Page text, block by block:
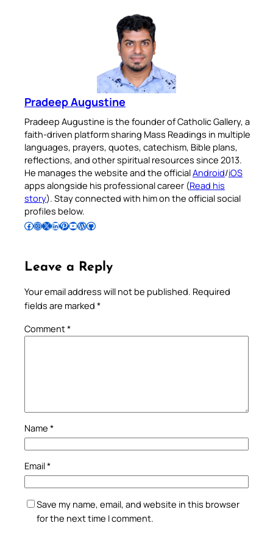
Pradeep Augustine
Pradeep Augustine is the founder of Catholic Gallery, a
faith-driven platform sharing Mass Readings in multiple
languages, prayers, quotes, catechism, Bible plans,
reflections, and other spiritual resources since 2013.
He manages the website and the officialAndroid/iOS
apps alongside his professional career (Read his
story). Stay connected with him on the official social
profiles below.
Follow Pradeep on Facebook Follow Pradeep on InstagramFollow Pradeep on X Follow Pradeep on LinkedIn Follow Pradeep on Pinterest Subscribe to Pradeep’s Youtube Channel Follow Pradeep on WordPress Follow Pradeep on GitHub
Leave a Reply
Your email address will not be published. Required
fields are marked *
Comment*
Name *
Email*
Save my name, email, and website in this browser
for the next time I comment.